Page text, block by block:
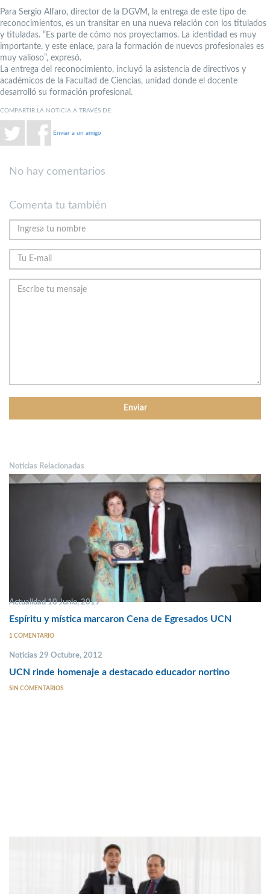
Para Sergio Alfaro, director de la DGVM, la entrega de este tipo de
reconocimientos, es un transitar en una nueva relación con los titulados
y tituladas. “Es parte de cómo nos proyectamos. La identidad es muy
importante, y este enlace, para la formación de nuevos profesionales es
muy valioso”, expresó.
La entrega del reconocimiento, incluyó la asistencia de directivos y
académicos de la Facultad de Ciencias, unidad donde el docente
desarrolló su formación profesional.
COMPARTIR LA NOTICIA A TRAVÉS DE:
Enviar a un amigo
No hay comentarios
Comenta tu también
Noticias Relacionadas
Actualidad 10 Junio, 2019
Espíritu y mística marcaron Cena de Egresados UCN
1 COMENTARIO
Noticias 29 Octubre, 2012
UCN rinde homenaje a destacado educador nortino
SIN COMENTARIOS